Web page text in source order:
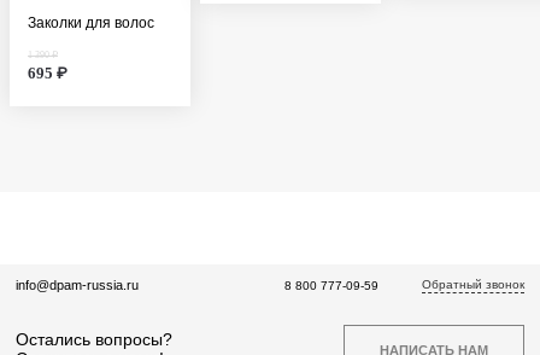
Заколки для волос
1 390 ₽
695 ₽
info@dpam-russia.ru
Остались вопросы?
НАПИСАТЬ НАМ
8 800 777-09-59 Обратный звонок